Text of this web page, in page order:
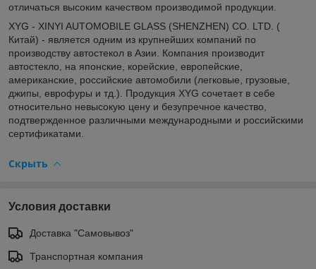
отличаться высоким качеством производимой продукции.
XYG - XINYI AUTOMOBILE GLASS (SHENZHEN) CO. LTD. (
Китай) - является одним из крупнейших компаний по
производству автостекол в Азии. Компания производит
автостекло, на японские, корейские, европейские,
американские, российские автомобили (легковые, грузовые,
джипы, еврофуры и тд.). Продукция XYG сочетает в себе
относительно невысокую цену и безупречное качество,
подтвержденное различными международными и российскими
сертификатами.
Скрыть
Условия доставки
Доставка "Самовывоз"
Транспортная компания